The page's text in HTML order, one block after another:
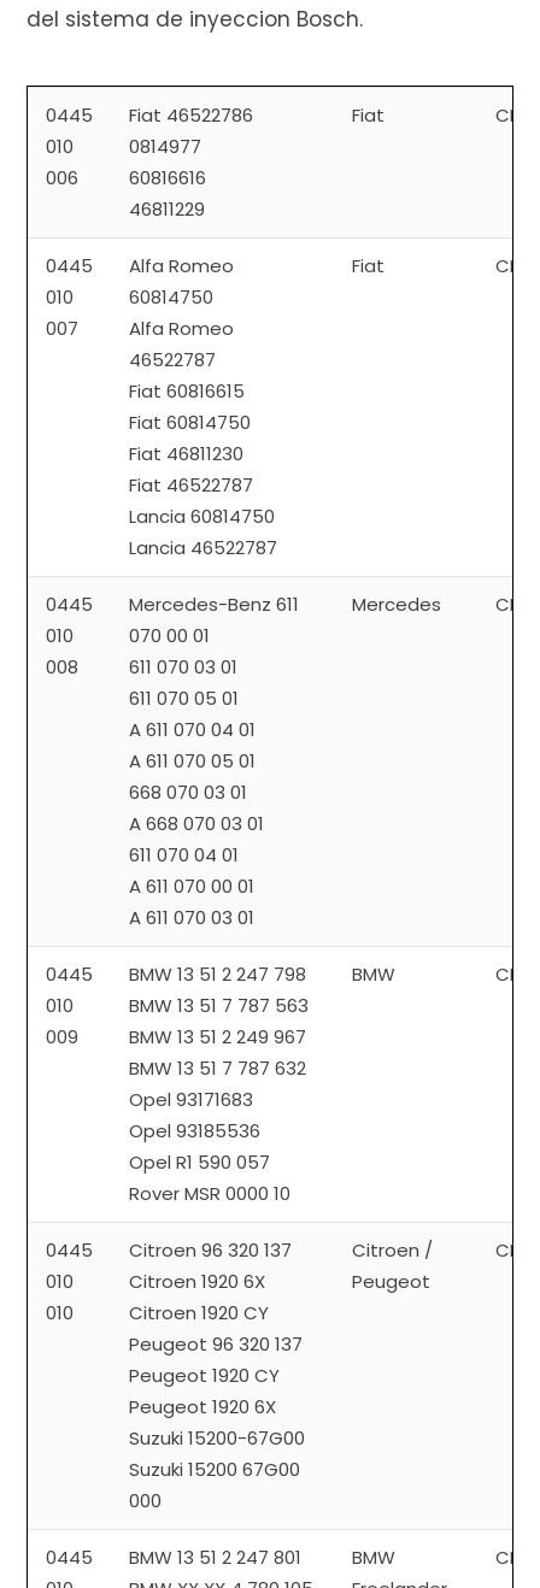
del sistema de inyeccion Bosch.
0445
010
006
Fiat 46522786
0814977
60816616
46811229
Fiat CP1
0445
010
007
Alfa Romeo
60814750
Alfa Romeo
46522787
Fiat 60816615
Fiat 60814750
Fiat 46811230
Fiat 46522787
Lancia 60814750
Lancia 46522787
Fiat CP1
0445
010
008
Mercedes-Benz 611
070 00 01
611 070 03 01
611 070 05 01
A 611 070 04 01
A 611 070 05 01
668 070 03 01
A 668 070 03 01
611 070 04 01
A 611 070 00 01
A 611 070 03 01
Mercedes CP1
0445
010
009
BMW 13 51 2 247 798
BMW 13 51 7 787 563
BMW 13 51 2 249 967
BMW 13 51 7 787 632
Opel 93171683
Opel 93185536
Opel R1 590 057
Rover MSR 0000 10
BMW CP1
0445
010
010
Citroen 96 320 137
Citroen 1920 6X
Citroen 1920 CY
Peugeot 96 320 137
Peugeot 1920 CY
Peugeot 1920 6X
Suzuki 15200-67G00
Suzuki 15200 67G00
000
Citroen /
Peugeot
CP1
0445
BMW 13 51 2 247 801
BMW
CP1